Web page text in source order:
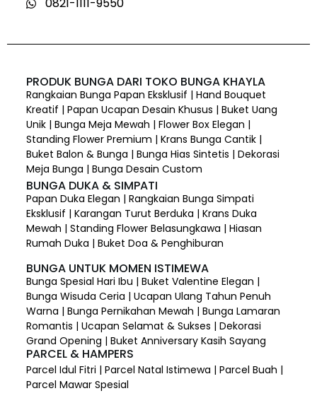
0821-1111-9550
PRODUK BUNGA DARI TOKO BUNGA KHAYLA
Rangkaian Bunga Papan Eksklusif | Hand Bouquet
Kreatif | Papan Ucapan Desain Khusus | Buket Uang
Unik | Bunga Meja Mewah | Flower Box Elegan |
Standing Flower Premium | Krans Bunga Cantik |
Buket Balon & Bunga | Bunga Hias Sintetis | Dekorasi
Meja Bunga | Bunga Desain Custom
BUNGA DUKA & SIMPATI
Papan Duka Elegan | Rangkaian Bunga Simpati
Eksklusif | Karangan Turut Berduka | Krans Duka
Mewah | Standing Flower Belasungkawa | Hiasan
Rumah Duka | Buket Doa & Penghiburan
BUNGA UNTUK MOMEN ISTIMEWA
Bunga Spesial Hari Ibu | Buket Valentine Elegan |
Bunga Wisuda Ceria | Ucapan Ulang Tahun Penuh
Warna | Bunga Pernikahan Mewah | Bunga Lamaran
Romantis | Ucapan Selamat & Sukses | Dekorasi
Grand Opening | Buket Anniversary Kasih Sayang
PARCEL & HAMPERS
Parcel Idul Fitri | Parcel Natal Istimewa | Parcel Buah |
Parcel Mawar Spesial